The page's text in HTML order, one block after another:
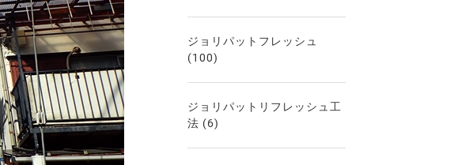
ジョリパットフレッシュ
(100)
ジョリパットリフレッシュ工
法 (6)